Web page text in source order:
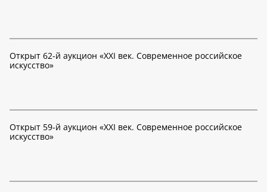
Открыт 62-й аукцион «XXI век. Современное российское
искусство»
Открыт 59-й аукцион «XXI век. Современное российское
искусство»